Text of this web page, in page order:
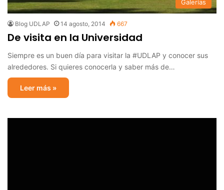
Galerías
Blog UDLAP 14 agosto, 2014 667
De visita en la Universidad
Siempre es un buen día para visitar la #UDLAP y conocer sus
alrededores. Si quieres conocerla y saber más de…
Leer más »